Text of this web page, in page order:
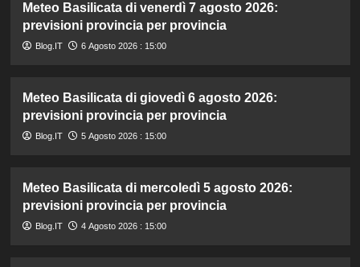
Meteo Basilicata di venerdì 7 agosto 2026:
previsioni provincia per provincia
Blog.IT 6 Agosto 2026 : 15:00
Meteo Basilicata di giovedì 6 agosto 2026:
previsioni provincia per provincia
Blog.IT 5 Agosto 2026 : 15:00
Meteo Basilicata di mercoledì 5 agosto 2026:
previsioni provincia per provincia
Blog.IT 4 Agosto 2026 : 15:00